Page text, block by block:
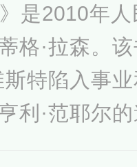
一种神圣而
然对这片土
你就会发现
魅力。
是2010年
格·拉森。
斯特陷入事
利·范耶尔